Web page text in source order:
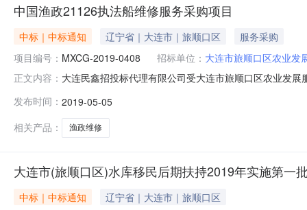
中国渔政21126执法船维修服务采购项目
中标｜中标通知 辽宁省｜大连市｜旅顺口区
服务采购
项目编号： MXCG-2019-0408 招标单位： 大连市旅顺口区农业发
正文内容： 大连民鑫招投标代理有限公司受大连市旅顺口区农业发
连市旅顺口区农业发展服务中心地址：大连市旅顺口区4
发布时间： 2019-05-05
相关产品：
渔政维修
大连市(旅顺口区)水库移民后期扶持2019年实施第一
中标｜中标通知
辽宁省｜大连市｜旅顺口区